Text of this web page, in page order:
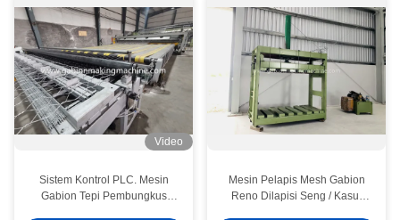
Video
Sistem Kontrol PLC. Mesin
Gabion Tepi Pembungkus
Mesin Pelapis Mesh Gabion
Reno Dilapisi Seng / Kasur